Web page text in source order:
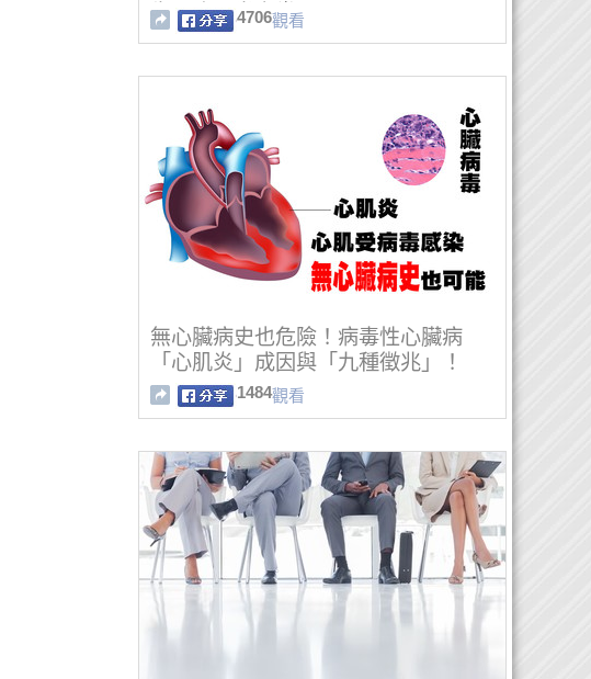
失眠症、半夜常醒
4706觀看
無心臟病史也危險！病毒性心臟病
「心肌炎」成因與「九種徵兆」！
1484觀看